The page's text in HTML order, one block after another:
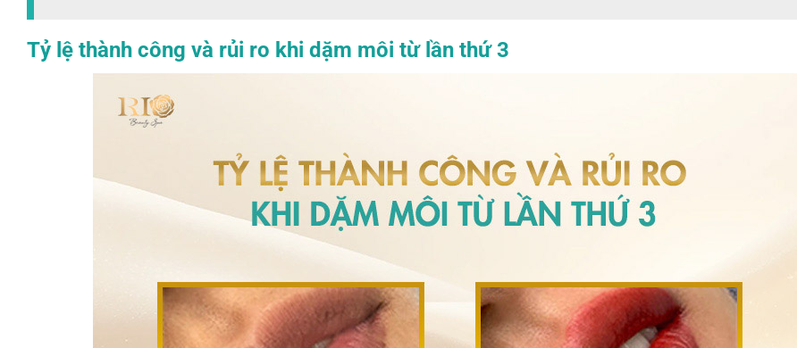
Tỷ lệ thành công và rủi ro khi dặm môi từ lần thứ 3